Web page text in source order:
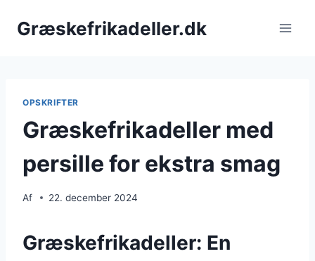
Græskefrikadeller.dk
OPSKRIFTER
Græskefrikadeller med
persille for ekstra smag
Af 22. december 2024
Græskefrikadeller: En